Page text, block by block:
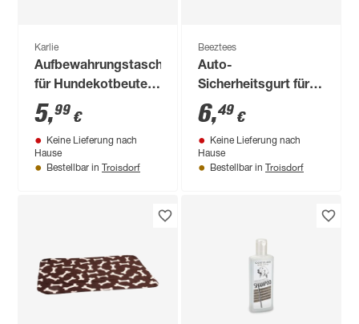
Karlie
Aufbewahrungstasche
für Hundekotbeutel
"Easy Bag Holder"
schwarz/blau
5,99 €
Keine Lieferung nach
Hause
Bestellbar in Troisdorf
Beeztees
Auto-
Sicherheitsgurt für
Hundegeschirr
schwarz 70 x 2 cm
6,49 €
Keine Lieferung nach
Hause
Bestellbar in Troisdorf